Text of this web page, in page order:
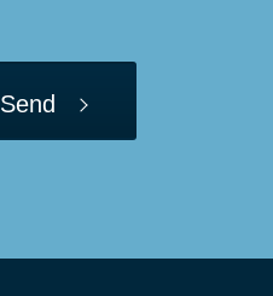
Send